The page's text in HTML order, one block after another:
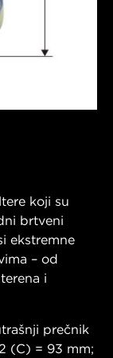
koji su
brtveni
ekstremne
– od
i
prečnik
(C) = 93 mm;